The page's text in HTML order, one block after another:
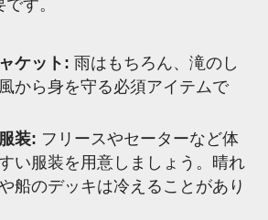
す。
ケット: 雨はもちろん、滝のし
から身を守る必須アイテムで
装: フリースやセーターなど体
い服装を用意しましょう。晴れ
船のデッキは冷えることがあり